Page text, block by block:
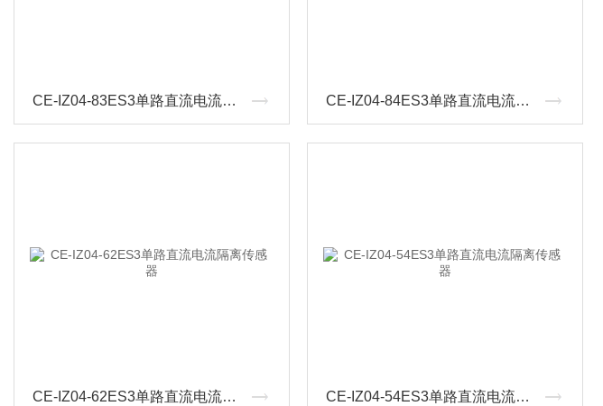
CE-IZ04-83ES3单路直流电流隔离传感器 CE-IZ04-84ES3单路直流电流隔离传感器
CE-IZ04-62ES3单路直流电流隔离传感器 CE-IZ04-54ES3单路直流电流隔离传感器